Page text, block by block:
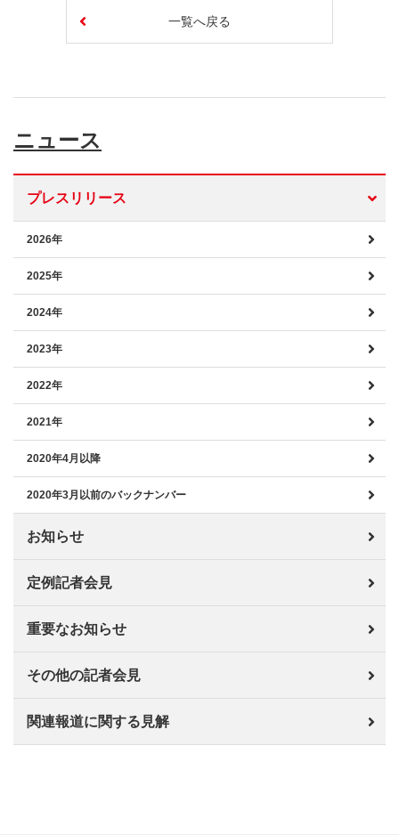
一覧へ戻る
ニュース
プレスリリース
2026年
2025年
2024年
2023年
2022年
2021年
2020年4月以降
2020年3月以前のバックナンバー
お知らせ
定例記者会見
重要なお知らせ
その他の記者会見
関連報道に関する見解